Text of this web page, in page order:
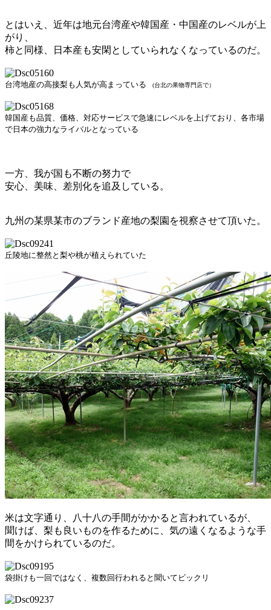
とはいえ、近年は地元台湾産や韓国産・中国産のレベルが上
がり、
柿と同様、日本産も安閑としていられなくなっているのだ。
台湾地産の高接梨も人気が高まっている (台北の果物専門店で）
韓国産も品質、価格、対応サービスで急速にレベルを上げており、各市場
で日本の強力なライバルとなっている
一方、我が国も不断の努力で
安心、美味、差別化を追及している。
九州の某県某市のブランド産地の梨園を視察させて頂いた。
丘陵地に整然と梨や桃が植えられていた
米は文字通り、八十八の手間がかかると言われているが、
聞けば、梨も良いものを作るために、気の遠くなるような手
間をかけられているのだ。
袋掛けも一回ではなく、複数回行われると聞いてビックリ